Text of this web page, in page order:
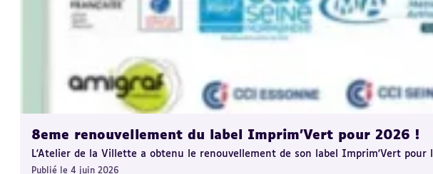
8eme renouvellement du label Imprim'Vert pour 2026 !
L'Atelier de la Villette a obtenu le renouvellement de son label Imprim'Vert pour
Publié le 4 juin 2026